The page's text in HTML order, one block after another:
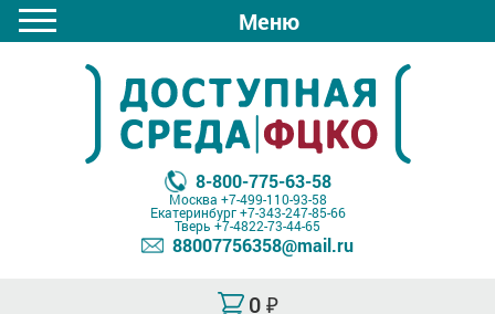
Меню
8-800-775-63-58
Москва +7-499-110-93-58
Екатеринбург+7-343-247-85-66
Тверь +7-4822-73-44-65
88007756358@mail.ru
0 ₽